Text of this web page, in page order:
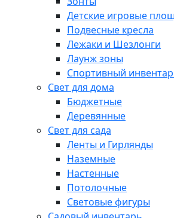
Детские игровые
Подвесные кресла
Лежаки и Шезлонги
Лаунж зоны
Спортивный
Свет для дома
Бюджетные
Деревянные
Свет для сада
Ленты и Гирлянды
Наземные
Настенные
Потолочные
Световые фигуры